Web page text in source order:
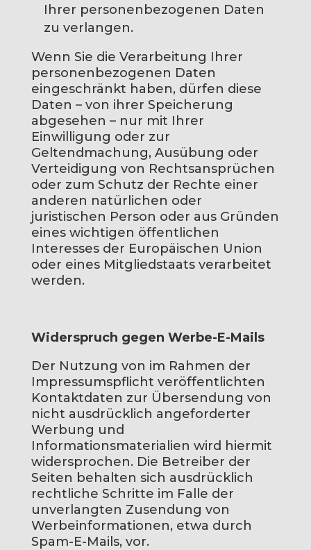
Ihrer personenbezogenen Daten
zu verlangen.
Wenn Sie die Verarbeitung Ihrer
personenbezogenen Daten
eingeschränkt haben, dürfen diese
Daten – von ihrer Speicherung
abgesehen – nur mit Ihrer
Einwilligung oder zur
Geltendmachung, Ausübung oder
Verteidigung von Rechtsansprüchen
oder zum Schutz der Rechte einer
anderen natürlichen oder
juristischen Person oder aus Gründen
eines wichtigen öffentlichen
Interesses der Europäischen Union
oder eines Mitgliedstaats verarbeitet
werden.
Widerspruch gegen Werbe-E-Mails
Der Nutzung von im Rahmen der
Impressumspflicht veröffentlichten
Kontaktdaten zur Übersendung von
nicht ausdrücklich angeforderter
Werbung und
Informationsmaterialien wird hiermit
widersprochen. Die Betreiber der
Seiten behalten sich ausdrücklich
rechtliche Schritte im Falle der
unverlangten Zusendung von
Werbeinformationen, etwa durch
Spam-E-Mails, vor.